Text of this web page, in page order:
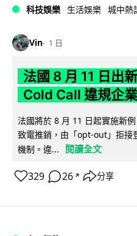
科技娛樂 生活娛樂 城中熱
Vin 1 日
法國 8 月 11 日出
Cold Call 違規企
法國將於 8 月 11 日起實施新
致電推銷，由「opt-out」拒接
機制。違...
閱讀全文
329 26 ↗ 分享